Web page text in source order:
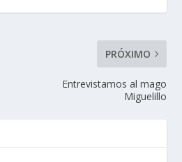
PRÓXIMO
Entrevistamos al mago
Miguelillo